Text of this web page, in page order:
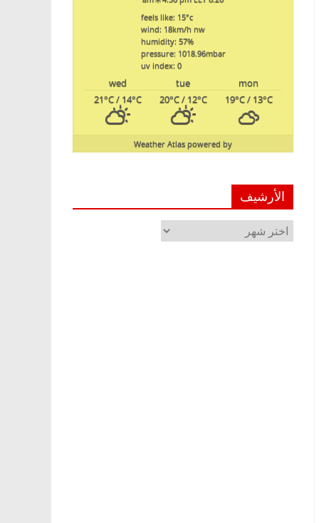
feels like: 15°c
wind: 18km/h nw
humidity: 57%
pressure: 1018.96mbar
uv index: 0
mon
tue
wed
19°C/ 13°C
20°C/ 12°C
21°C/ 14°C
powered by
Weather Atlas
الأرشيف
الأرشيف